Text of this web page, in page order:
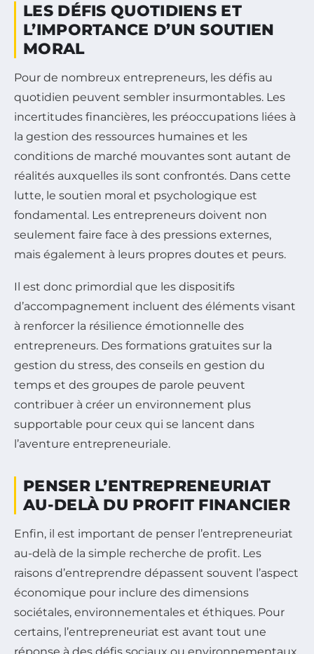
LES DÉFIS QUOTIDIENS ET
L’IMPORTANCE D’UN SOUTIEN
MORAL
Pour de nombreux entrepreneurs, les défis au
quotidien peuvent sembler insurmontables. Les
incertitudes financières, les préoccupations liées à
la gestion des ressources humaines et les
conditions de marché mouvantes sont autant de
réalités auxquelles ils sont confrontés. Dans cette
lutte, le soutien moral et psychologique est
fondamental. Les entrepreneurs doivent non
seulement faire face à des pressions externes,
mais également à leurs propres doutes et peurs.
Il est donc primordial que les dispositifs
d’accompagnement incluent des éléments visant
à renforcer la résilience émotionnelle des
entrepreneurs. Des formations gratuites sur la
gestion du stress, des conseils en gestion du
temps et des groupes de parole peuvent
contribuer à créer un environnement plus
supportable pour ceux qui se lancent dans
l’aventure entrepreneuriale.
PENSER L’ENTREPRENEURIAT
AU-DELÀ DU PROFIT FINANCIER
Enfin, il est important de penser l’entrepreneuriat
au-delà de la simple recherche de profit. Les
raisons d’entreprendre dépassent souvent l’aspect
économique pour inclure des dimensions
sociétales, environnementales et éthiques. Pour
certains, l’entrepreneuriat est avant tout une